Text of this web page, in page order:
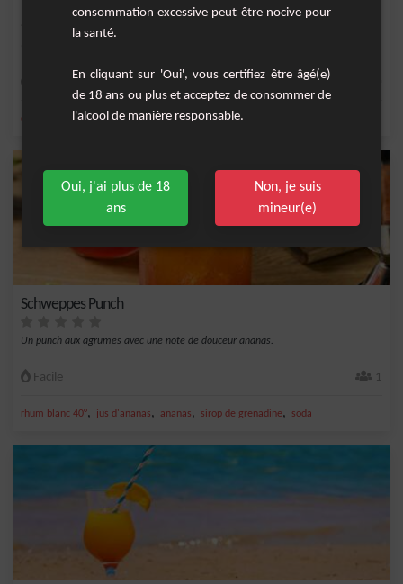
Punch mirabelle
citron sirop de canne, jus d'ananas,ananas,orange
Schweppes Punch
Un punch aux agrumes avec une note de douceur ananas.
Facile 1
rhum blanc 40°, jus d'ananas, ananas, sirop de grenadine, soda
consommation excessive peut être nocive pour
la santé.
En cliquant sur 'Oui', vous certifiez être âgé(e)
de 18 ans ou plus et acceptez de consommer de
l'alcool de manière responsable.
Oui, j'ai plus de 18
ans
Non, je suis
mineur(e)